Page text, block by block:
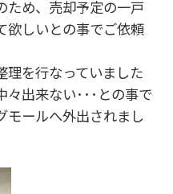
ため、売却予定の一戸
欲しいとの事でご依頼
理を行なっていました
々出来ない･･･との事で
モールへ外出されまし